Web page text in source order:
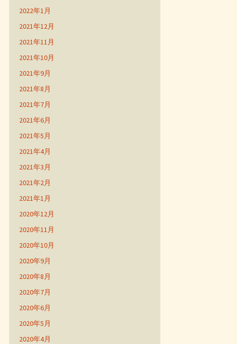
2022年1月
2021年12月
2021年11月
2021年10月
2021年9月
2021年8月
2021年7月
2021年6月
2021年5月
2021年4月
2021年3月
2021年2月
2021年1月
2020年12月
2020年11月
2020年10月
2020年9月
2020年8月
2020年7月
2020年6月
2020年5月
2020年4月